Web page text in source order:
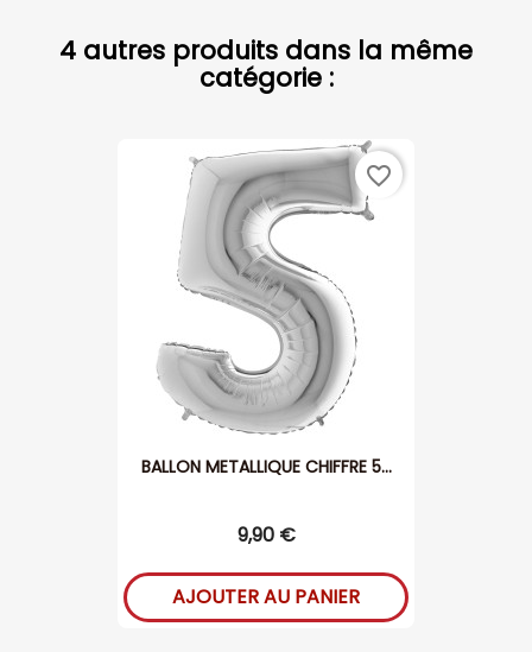
4 autres produits dans la même
catégorie :
BALLON METALLIQUE CHIFFRE 5...
9,90 €
AJOUTER AU PANIER
favorite_border